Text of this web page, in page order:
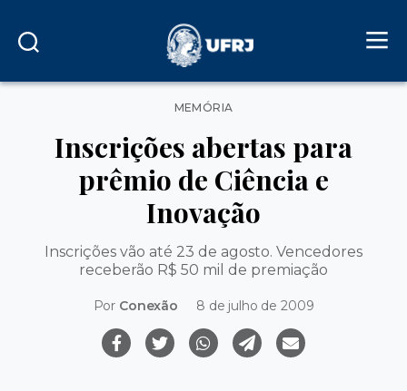
Categorias
MEMÓRIA
Inscrições abertas para
prêmio de Ciência e
Inovação
Inscrições vão até 23 de agosto. Vencedores
receberão R$ 50 mil de premiação
Por Conexão 8 de julho de 2009